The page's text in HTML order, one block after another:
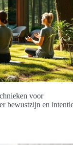
voor
bewustzijn en